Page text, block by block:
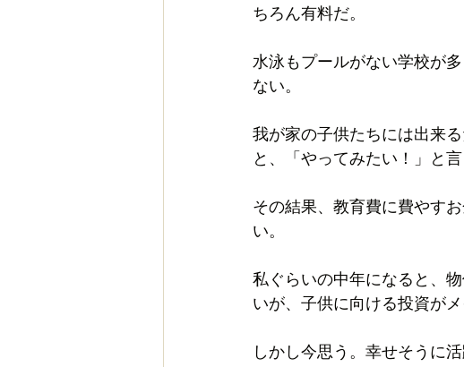
ちろん有料だ。
水泳もプールがない学校が
ない。
我が家の子供たちには出来
と、「やってみたい！」と
その結果、教育費に費やす
い。
私ぐらいの中年になると、
いが、子供に向ける投資が
しかし今思う。幸せそうに